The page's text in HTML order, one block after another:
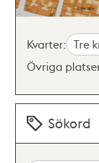
Kvarter: Tre
Övriga
Sökord